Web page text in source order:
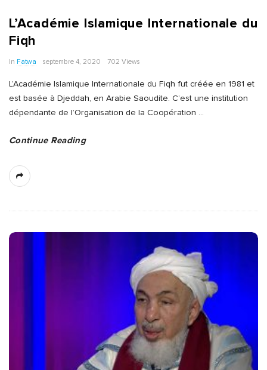
L’Académie Islamique Internationale du
Fiqh
In Fatwa septembre 4, 2020 702 Views
L’Académie Islamique Internationale du Fiqh fut créée en 1981 et
est basée à Djeddah, en Arabie Saoudite. C’est une institution
dépendante de l’Organisation de la Coopération …
Continue Reading